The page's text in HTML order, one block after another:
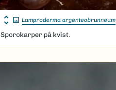
Lamproderma argenteobrunneum
Sporokarper på kvist.